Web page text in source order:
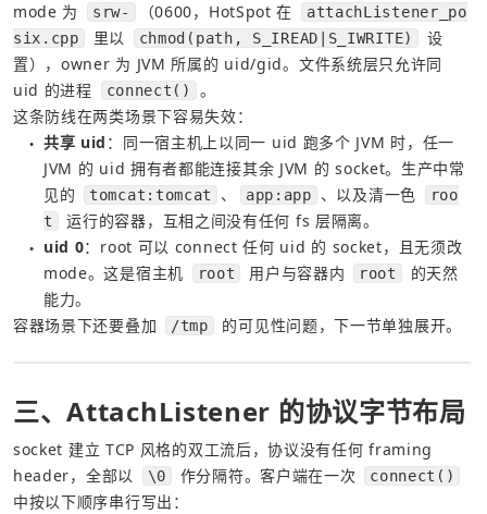
mode 为
srw- （0600，HotSpot 在
attachListener_po
six.cpp
里以 chmod(path, S_IREAD|S_IWRITE)
设
置），owner 为 JVM 所属的 uid/gid。文件系统层只允许同
uid 的进程
connect()
。
这条防线在两类场景下容易失效：
● 共享 uid ：同一宿主机上以同一 uid 跑多个 JVM 时，任一
JVM 的 uid 拥有者都能连接其余 JVM 的 socket。生产中常
见的
tomcat:tomcat 、 app:app 、以及清一色
roo
t
运行的容器，互相之间没有任何 fs 层隔离。
● uid 0：root 可以 connect 任何 uid 的 socket，且无须改
mode。这是宿主机
root 用户与容器内 root
的天然
能力。
容器场景下还要叠加
/tmp 的可见性问题，下一节单独展开。
三、AttachListener 的协议字节布局
socket 建立 TCP 风格的双工流后，协议没有任何 framing
header，全部以
\0 作分隔符。客户端在一次 connect()
中按以下顺序串行写出：